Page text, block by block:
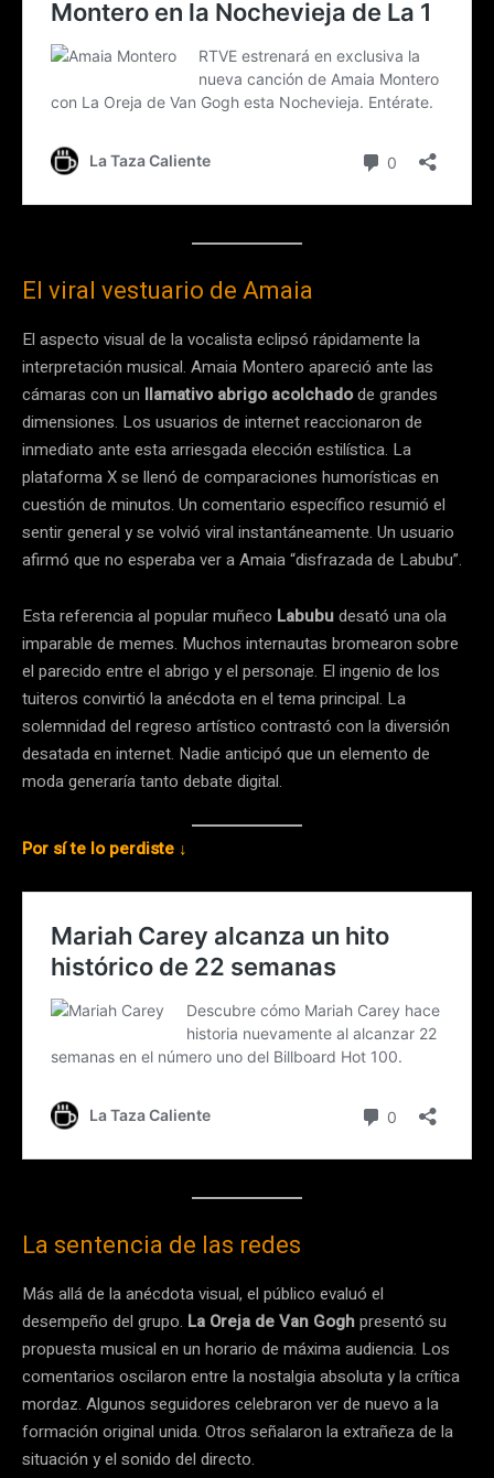
El viral vestuario de Amaia
El aspecto visual de la vocalista eclipsó rápidamente la
interpretación musical. Amaia Montero apareció ante las
cámaras con un llamativo abrigo acolchadode grandes
dimensiones. Los usuarios de internet reaccionaron de
inmediato ante esta arriesgada elección estilística. La
plataforma X se llenó de comparaciones humorísticas en
cuestión de minutos. Un comentario específico resumió el
sentir general y se volvió viral instantáneamente. Un usuario
afirmó que no esperaba ver a Amaia “disfrazada de Labubu”.
Esta referencia al popular muñeco Labubudesató una ola
imparable de memes. Muchos internautas bromearon sobre
el parecido entre el abrigo y el personaje. El ingenio de los
tuiteros convirtió la anécdota en el tema principal. La
solemnidad del regreso artístico contrastó con la diversión
desatada en internet. Nadie anticipó que un elemento de
moda generaría tanto debate digital.
Por sí te lo perdiste ↓
La sentencia de las redes
Más allá de la anécdota visual, el público evaluó el
desempeño del grupo. La Oreja de Van Goghpresentó su
propuesta musical en un horario de máxima audiencia. Los
comentarios oscilaron entre la nostalgia absoluta y la crítica
mordaz. Algunos seguidores celebraron ver de nuevo a la
formación original unida. Otros señalaron la extrañeza de la
situación y el sonido del directo.